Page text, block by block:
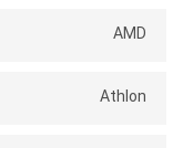
AMD
Athlon